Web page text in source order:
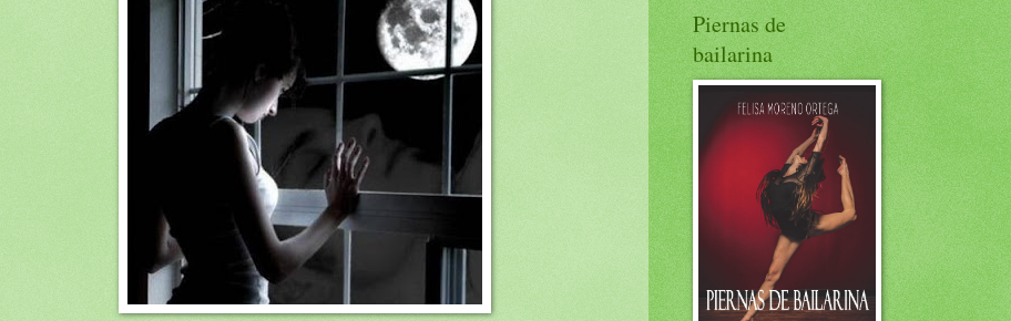
Piernas de
bailarina